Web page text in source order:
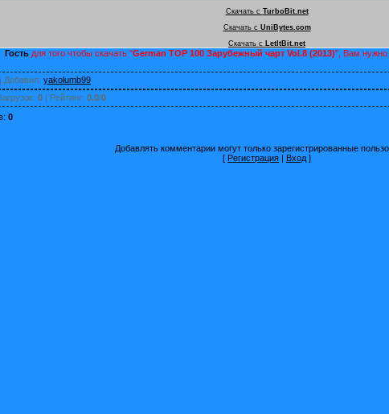
Скачать с TurboBit.net
Скачать с UniBytes.com
Скачать с
LetItBit.net
Гость для того чтобы скачать "German TOP 100 Зарубежный чарт Vol.8 (2013)", Вам нужно
| Добавил: yakolumb99
: 0 | Рейтинг: 0.0/0
: 0
Добавлять комментарии могут только зарегистрированные
[ Регистрация | Вход ]